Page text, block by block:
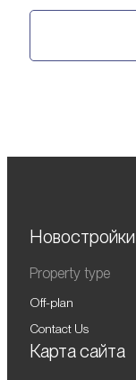
Новостройки
Property type
Off-plan
Contact Us
Карта сайта